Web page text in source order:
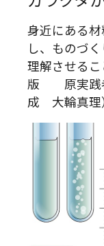
身近にある
し、ものづ
理解させる
版 原実践
成 大輪真理